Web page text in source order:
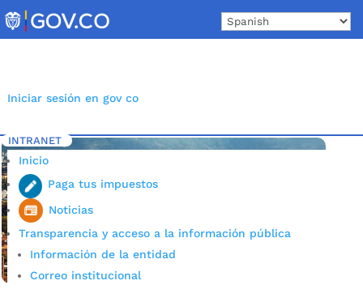
to
content
Iniciar sesión en gov co
INTRANET
Inicio
Paga tus impuestos
Noticias
Transparencia y acceso a la información pública
Información de la entidad
Correo institucional
Inicio 5 Etiqueta: Ciudadana